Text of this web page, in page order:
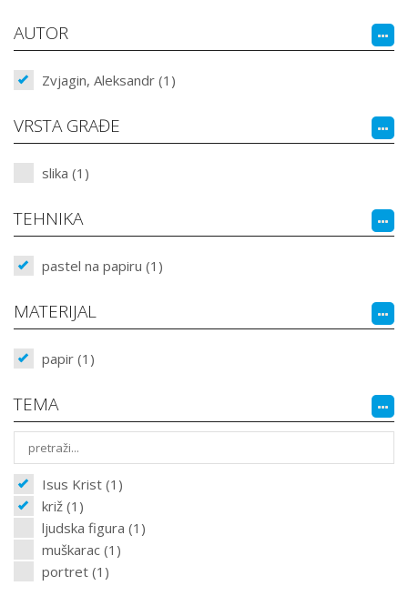
AUTOR
Zvjagin, Aleksandr (1)
VRSTA GRAĐE
slika (1)
TEHNIKA
pastel na papiru (1)
MATERIJAL
papir (1)
TEMA
Isus Krist (1)
križ (1)
ljudska figura (1)
muškarac (1)
portret (1)